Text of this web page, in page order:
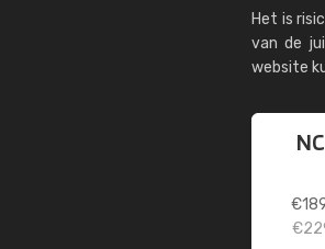
Het is
van de
website
€
€